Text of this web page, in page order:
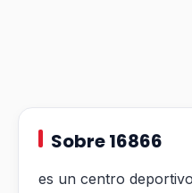
Sobre 16866
es un centro